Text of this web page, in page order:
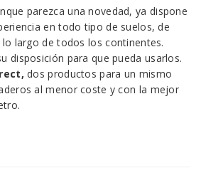
parezca una novedad, ya dispone
en todo tipo de suelos, de
largo de todos los continentes.
disposición para que pueda usarlos.
dos productos para un mismo
al menor coste y con la mejor